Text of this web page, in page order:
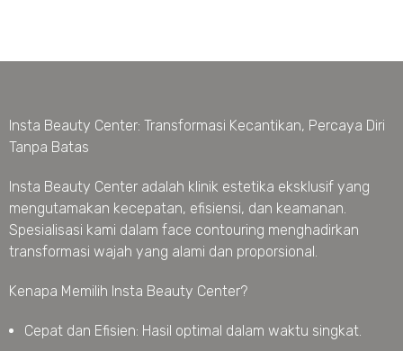
Insta Beauty Center: Transformasi Kecantikan, Percaya Diri
Tanpa Batas
Insta Beauty Center adalah klinik estetika eksklusif yang
mengutamakan kecepatan, efisiensi, dan keamanan.
Spesialisasi kami dalam face contouring menghadirkan
transformasi wajah yang alami dan proporsional.
Kenapa Memilih Insta Beauty Center?
Cepat dan Efisien: Hasil optimal dalam waktu singkat.